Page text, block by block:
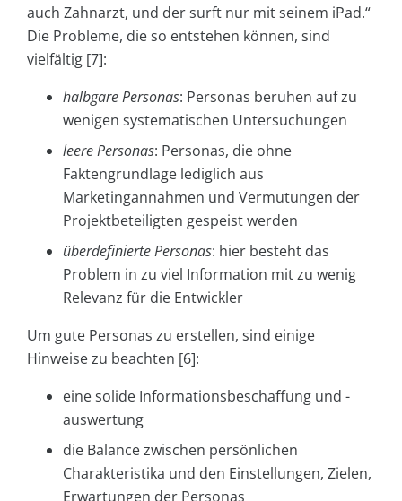
auch Zahnarzt, und der surft nur mit seinem iPad.“
Die Probleme, die so entstehen können, sind
vielfältig [7]:
halbgare Personas: Personas beruhen auf zu
wenigen systematischen Untersuchungen
leere Personas: Personas, die ohne
Faktengrundlage lediglich aus
Marketingannahmen und Vermutungen der
Projektbeteiligten gespeist werden
überdefinierte Personas: hier besteht das
Problem in zu viel Information mit zu wenig
Relevanz für die Entwickler
Um gute Personas zu erstellen, sind einige
Hinweise zu beachten [6]:
eine solide Informationsbeschaffung und -
auswertung
die Balance zwischen persönlichen
Charakteristika und den Einstellungen, Zielen,
Erwartungen der Personas